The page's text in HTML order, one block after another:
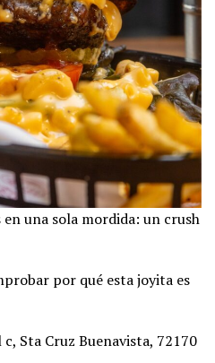
en una sola mordida: un crush
por qué esta joyita es
Sta Cruz Buenavista, 72170